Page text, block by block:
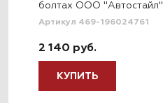
болтах ООО "Автостайл"
Артикул 469-196024761
2 140 руб.
КУПИТЬ